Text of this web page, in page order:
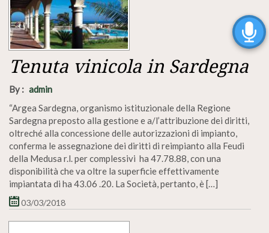
Tenuta vinicola in Sardegna
By : admin
“Argea Sardegna, organismo istituzionale della Regione
Sardegna preposto alla gestione e a/l’attribuzione dei diritti,
oltreché alla concessione delle autorizzazioni di impianto,
conferma le assegnazione dei diritti di reimpianto alla Feudi
della Medusa r.l. per complessivi ha 47.78.88, con una
disponibilità che va oltre la superficie effettivamente
impiantata di ha 43.06 .20. La Società, pertanto, è […]
03/03/2018